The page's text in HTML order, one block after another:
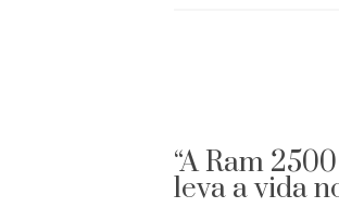
“A Ram
leva a vida